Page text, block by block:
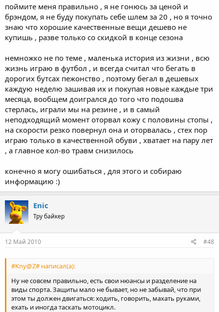
поймите меня правильно , я не гонюсь за ценой и
брэндом, я не буду покупать себе шлем за 20 , но я точно
знаю что хорошие качественные вещи дешево не
купишь , разве только со скидкой в конце сезона
немножко не по теме , маленька история из жизни , всю
жизнь играю в футбол , и всегда считал что бегать в
дорогих бутсах пежонство , поэтому бегал в дешевых
каждую неделю зашивая их и покупая новые каждые три
месяца, вообщем доигрался до того что подошва
стерлась, играли мы на резине , и в самый
неподходящий момент оторвал кожу с половины стопы ,
на скорости резко повернул она и оторвалась , стех пор
играю только в качественной обуви , хватает на пару лет
, а главное кол-во травм снизилось
конечно я могу ошибаться , для этого и собираю
информацию :)
Enic
Тру байкер
12 Май 2010 #48
#Kny@Z# написал(а):
Ну не совсем правильно, есть свои нюансы и разделение на
виды спорта. Защиты мало не бывает, но не забывай, что при
этом ты должен двигаться: ходить, говорить, махать руками,
ехать и иногда таскать мотоцикл.